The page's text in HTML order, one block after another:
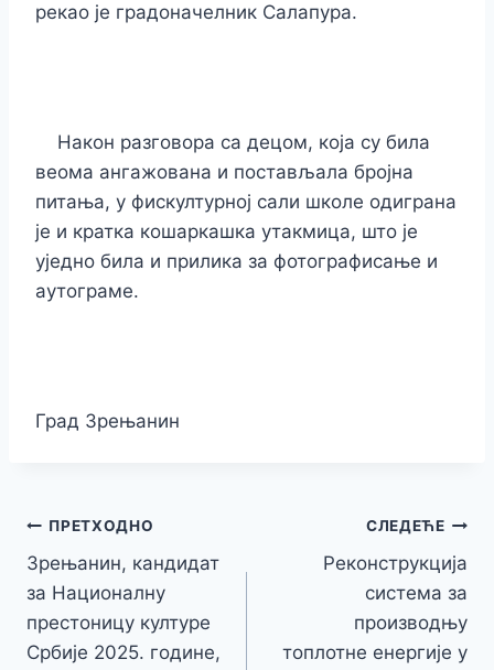
рекао је градоначелник Салапура.
Након разговора са децом, која су била
веома ангажована и постављала бројна
питања, у фискултурној сали школе одиграна
је и кратка кошаркашка утакмица, што је
уједно била и прилика за фотографисање и
аутограме.
Град Зрењанин
Кретање
чланка
ПРЕТХОДНО
Зрењанин, кандидат
за Националну
престоницу културе
Србије 2025. године,
СЛЕДЕЋЕ
Реконструкција
система за
производњу
топлотне енергије у